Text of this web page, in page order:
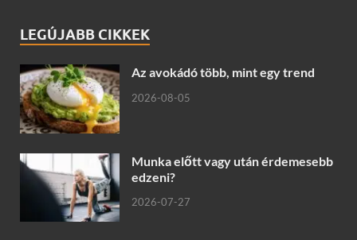
LEGÚJABB CIKKEK
Az avokádó több, mint egy trend
2026-08-05
Munka előtt vagy után érdemesebb
edzeni?
2026-07-27